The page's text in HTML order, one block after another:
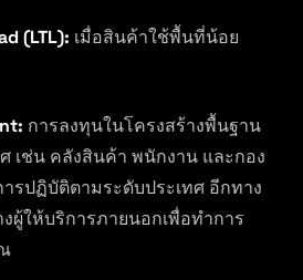
(LTL): เมื่อสินค้าใช้พื้นที่น้อย
การลงทุนในโครงสร้างพื้นฐาน
เช่น คลังสินค้า พนักงาน และกอง
รปฏิบัติตามระดับประเทศ อีกทาง
ผู้ให้บริการภายนอกเพื่อทำการ